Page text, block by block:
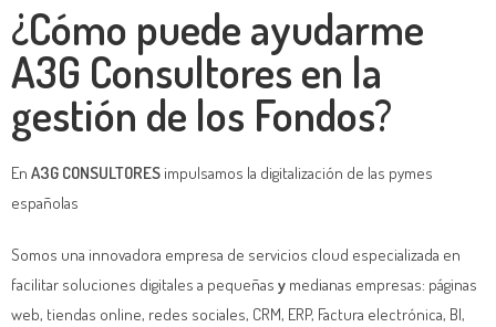
¿Cómo puede ayudarme
A3G Consultores en la
gestión de los Fondos?​
En A3G CONSULTORES impulsamos la digitalización de las pymes
españolas
Somos una innovadora empresa de servicios cloud especializada en
facilitar soluciones digitales a pequeñas y medianas empresas: páginas
web, tiendas online, redes sociales, CRM, ERP, Factura electrónica, BI,